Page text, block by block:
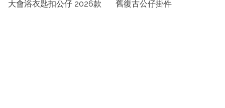
大會浴衣匙扣公仔 2026款
舊復古公仔掛件